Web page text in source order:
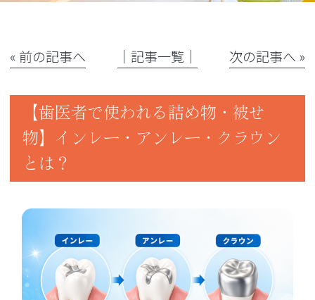
« 前の記事へ │記事一覧│ 次の記事へ »
【歯医者で使われる詰め物・被せ
物】インレー・アンレー・クラウン
とは？